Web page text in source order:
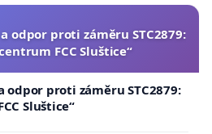
odpor proti záměru STC2879:
FCC Sluštice“
proti záměru STC2879:
Sluštice“